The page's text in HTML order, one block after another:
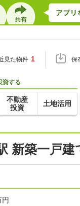
見た物件 1 保
資する
不動産
投資
土地活用
新築一戸建
円